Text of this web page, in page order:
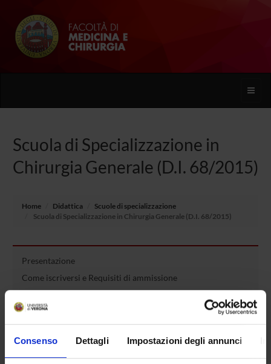
Consenso Dettagli Impostazioni degli annunci
Toggle
Scuola di Specializzazione in
Chirurgia Generale (D.I. 68/2015)
Home Didattica
Scuole di specializzazione
Scuola di Specializzazione in Chirurgia Generale (D.I. 68/2015)
Presentazione
Come iscriversi e Requisiti di ammissione
Insegnamenti
Organi collegiali e di governo